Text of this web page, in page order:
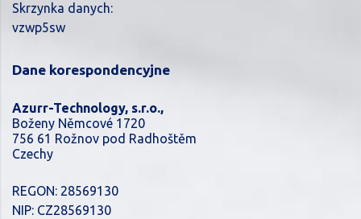
Skrzynka danych:
vzwp5sw
Dane korespondencyjne
Azurr-Technology, s.r.o.,
Boženy Němcové 1720
756 61 Rožnov pod Radhoštěm
Czechy
REGON: 28569130
NIP: CZ28569130